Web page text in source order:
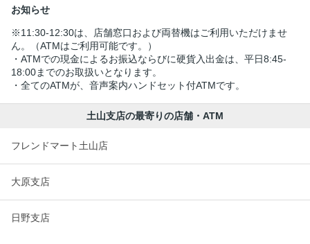
お知らせ
※11:30-12:30は、店舗窓口および両替機はご利用いただけませ
ん。（ATMはご利用可能です。）
・ATMでの現金によるお振込ならびに硬貨入出金は、平日8:45-
18:00までのお取扱いとなります。
・全てのATMが、音声案内ハンドセット付ATMです。
土山支店の最寄りの店舗・ATM
フレンドマート土山店
大原支店
日野支店